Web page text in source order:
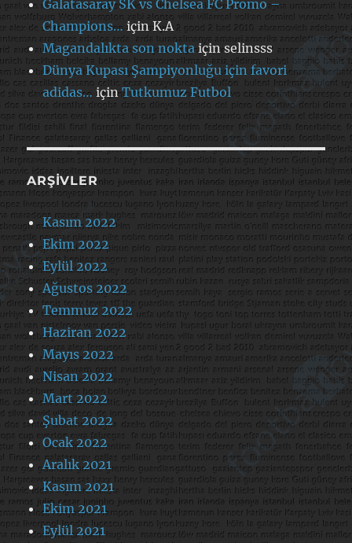
Galatasaray SK vs Chelsea FC Promo –
Champions… içinK.A
Magandalıkta son noktaiçinselinsss
Dünya Kupası Şampiyonluğu için favori
adidas… içinTutkumuz Futbol
ARŞIVLER
Kasım 2022
Ekim 2022
Eylül 2022
Ağustos 2022
Temmuz 2022
Haziran 2022
Mayıs 2022
Nisan 2022
Mart 2022
Şubat 2022
Ocak 2022
Aralık 2021
Kasım 2021
Ekim 2021
Eylül 2021